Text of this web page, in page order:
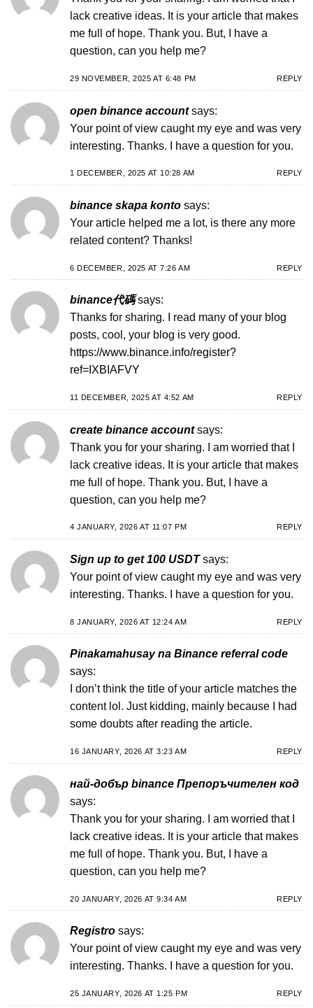
lack creative ideas. It is your article that makes
me full of hope. Thank you. But, I have a
question, can you help me?
29 NOVEMBER, 2025 AT 6:48 PM REPLY
open binance account says:
Your point of view caught my eye and was very
interesting. Thanks. I have a question for you.
1 DECEMBER, 2025 AT 10:28 AM REPLY
binance skapa konto says:
Your article helped me a lot, is there any more
related content? Thanks!
6 DECEMBER, 2025 AT 7:26 AM REPLY
binance代碼 says:
Thanks for sharing. I read many of your blog
posts, cool, your blog is very good.
https://www.binance.info/register?
ref=IXBIAFVY
11 DECEMBER, 2025 AT 4:52 AM REPLY
create binance account says:
Thank you for your sharing. I am worried that I
lack creative ideas. It is your article that makes
me full of hope. Thank you. But, I have a
question, can you help me?
4 JANUARY, 2026 AT 11:07 PM REPLY
Sign up to get 100 USDT says:
Your point of view caught my eye and was very
interesting. Thanks. I have a question for you.
8 JANUARY, 2026 AT 12:24 AM REPLY
Pinakamahusay na Binance referral code
says:
I don’t think the title of your article matches the
content lol. Just kidding, mainly because I had
some doubts after reading the article.
16 JANUARY, 2026 AT 3:23 AM REPLY
най-добър binance Препоръчителен код
says:
Thank you for your sharing. I am worried that I
lack creative ideas. It is your article that makes
me full of hope. Thank you. But, I have a
question, can you help me?
20 JANUARY, 2026 AT 9:34 AM REPLY
Registro says:
Your point of view caught my eye and was very
interesting. Thanks. I have a question for you.
25 JANUARY, 2026 AT 1:25 PM REPLY